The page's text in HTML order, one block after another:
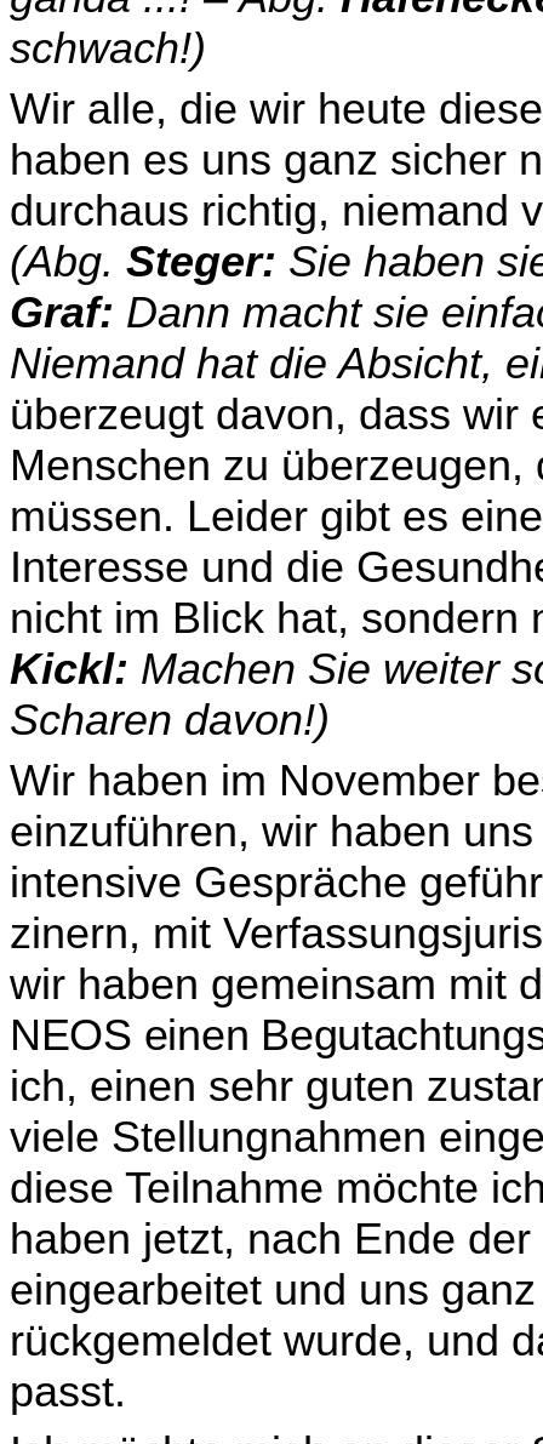
schwach!)
Wir alle, die wir heute
haben es uns ganz sicher
durchaus richtig, niemand
(Abg. Steger: Sie haben
Graf: Dann macht sie
Niemand hat die Absicht,
überzeugt davon, dass wir
Menschen zu
müssen. Leider gibt es
Interesse und die
nicht im Blick hat,
Kickl: Machen Sie weiter
Scharen davon!)
Wir haben im November
einzuführen, wir haben
intensive Gespräche
zinern, mit
wir haben gemeinsam mit
NEOS einen
ich, einen sehr guten
viele Stellungnahmen
diese Teilnahme möchte
haben jetzt, nach Ende
eingearbeitet und uns
rückgemeldet wurde, und
passt.